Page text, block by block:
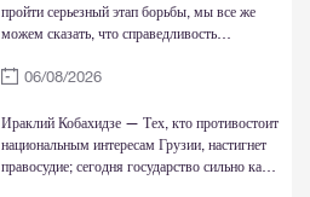
пройти серьезный этап борьбы, мы все же
можем сказать, что справедливость
06/08/2026
Ираклий Кобахидзе — Тех, кто противостоит
национальным интересам Грузии, настигнет
правосудие; сегодня государство сильно как